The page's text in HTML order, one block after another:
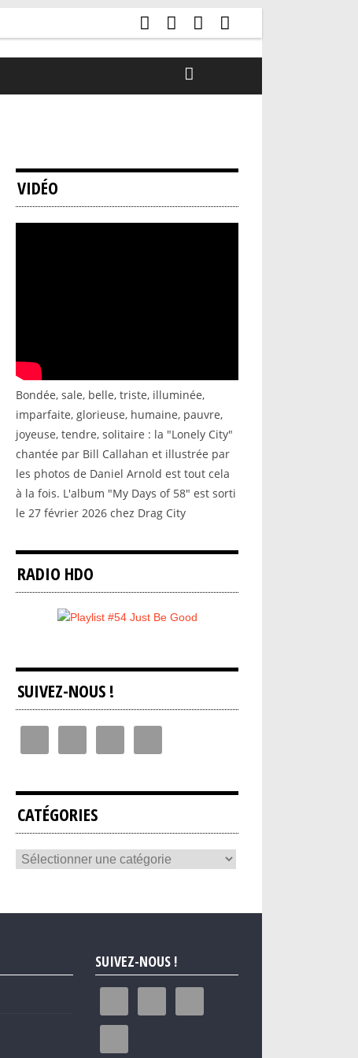
VIDÉO
Bondée, sale, belle, triste, illuminée,
imparfaite, glorieuse, humaine, pauvre,
joyeuse, tendre, solitaire : la "Lonely City"
chantée par Bill Callahan et illustrée par
les photos de Daniel Arnold est tout cela
à la fois. L'album "My Days of 58" est sorti
le 27 février 2026 chez Drag City
RADIO HDO
SUIVEZ-NOUS !
CATÉGORIES
SUIVEZ-NOUS !